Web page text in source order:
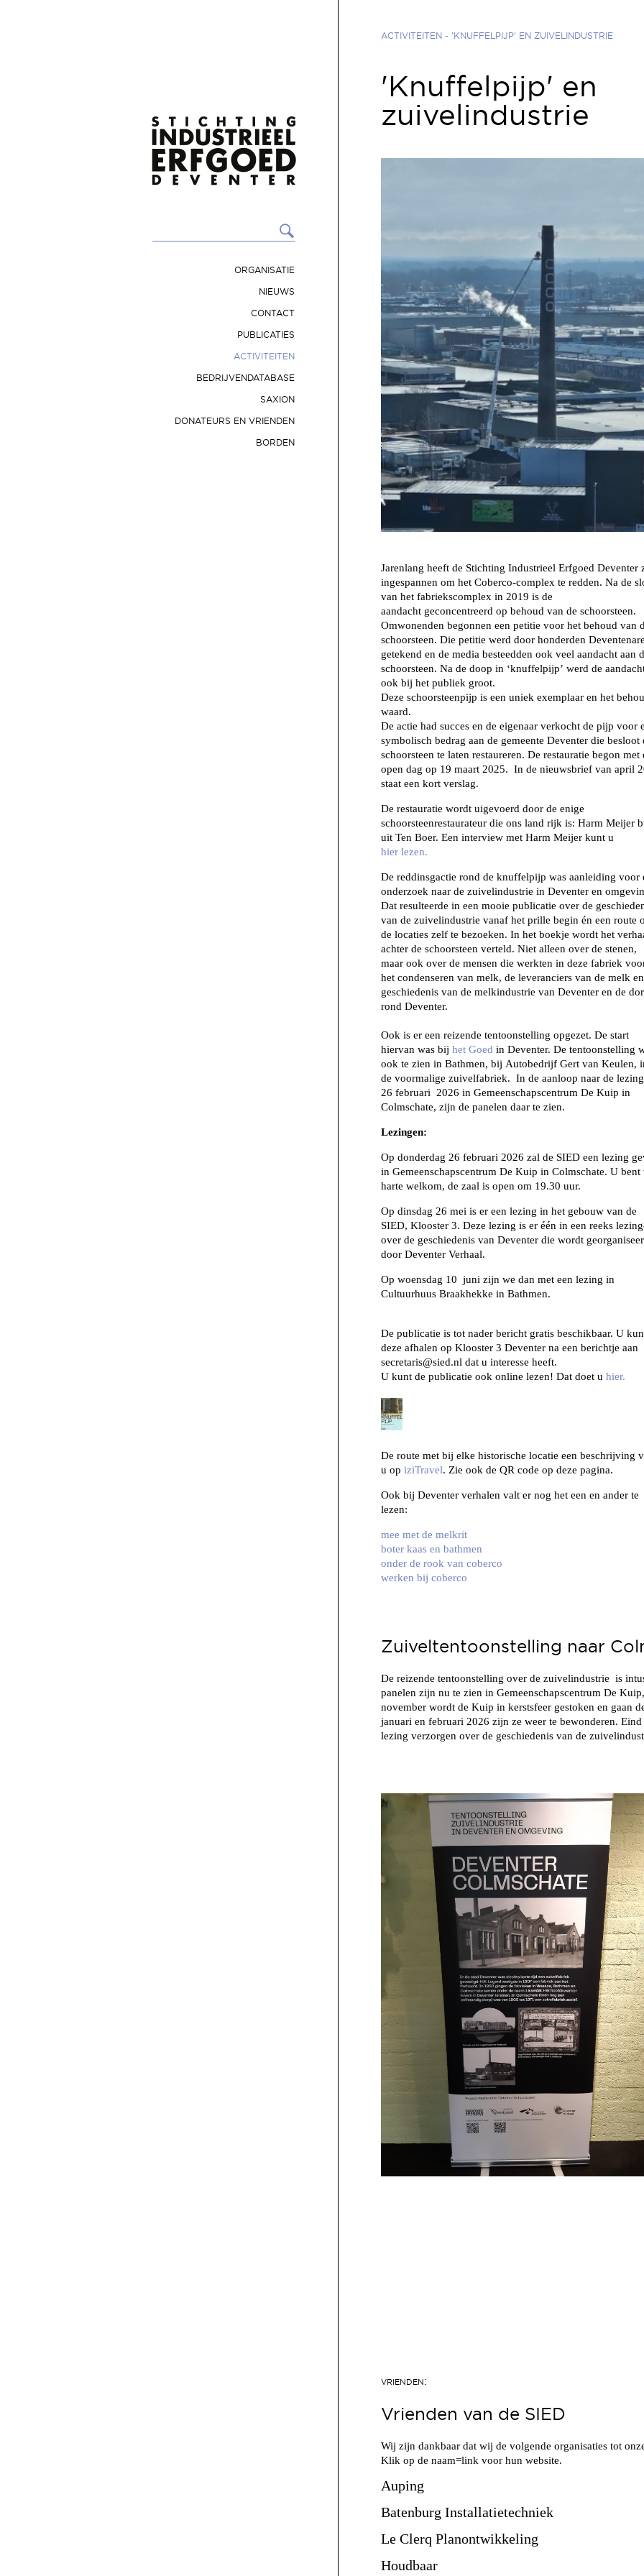
ORGANISATIE
NIEUWS
CONTACT
PUBLICATIES
ACTIVITEITEN
BEDRIJVENDATABASE
SAXION
DONATEURS EN VRIENDEN
BORDEN
ACTIVITEITEN - 'KNUFFELPIJP' EN ZUIVELINDUSTRIE
'Knuffelpijp' en
zuivelindustrie
Jarenlang heeft de Stichting Industrieel Erfgoed Deventer
ingespannen om het Coberco-complex te redden. Na de
van het fabriekscomplex in 2019 is de
aandacht geconcentreerd op behoud van de schoorsteen.
Omwonenden begonnen een petitie voor het behoud van
schoorsteen. Die petitie werd door honderden
getekend en de media besteedden ook veel aandacht aan
schoorsteen. Na de doop in ‘knuffelpijp’ werd de
ook bij het publiek groot.
Deze schoorsteenpijp is een uniek exemplaar en het
waard.
De actie had succes en de eigenaar verkocht de pijp voor
symbolisch bedrag aan de gemeente Deventer die besloot
schoorsteen te laten restaureren. De restauratie begon met
open dag op 19 maart 2025. In de nieuwsbrief van april
staat een kort verslag.
De restauratie wordt uigevoerd door de enige
schoorsteenrestaurateur die ons land rijk is: Harm Meijer
uit Ten Boer. Een interview met Harm Meijer kunt u
hier lezen.
De reddinsgactie rond de knuffelpijp was aanleiding voor
onderzoek naar de zuivelindustrie in Deventer en
Dat resulteerde in een mooie publicatie over de
van de zuivelindustrie vanaf het prille begin én een route
de locaties zelf te bezoeken. In het boekje wordt het
achter de schoorsteen verteld. Niet alleen over de stenen,
maar ook over de mensen die werkten in deze fabriek
het condenseren van melk, de leveranciers van de melk
geschiedenis van de melkindustrie van Deventer en de
rond Deventer.
Ook is er een reizende tentoonstelling opgezet. De start
hiervan was bij het Goed in Deventer. De tentoonstelling
ook te zien in Bathmen, bij Autobedrijf Gert van Keulen,
de voormalige zuivelfabriek. In de aanloop naar de
26 februari 2026 in Gemeenschapscentrum De Kuip in
Colmschate, zijn de panelen daar te zien.
Lezingen:
Op donderdag 26 februari 2026 zal de SIED een lezing
in Gemeenschapscentrum De Kuip in Colmschate. U bent
harte welkom, de zaal is open om 19.30 uur.
Op dinsdag 26 mei is er een lezing in het gebouw van de
SIED, Klooster 3. Deze lezing is er één in een reeks
over de geschiedenis van Deventer die wordt
door Deventer Verhaal.
Op woensdag 10 juni zijn we dan met een lezing in
Cultuurhuus Braakhekke in Bathmen.
De publicatie is tot nader bericht gratis beschikbaar. U
deze afhalen op Klooster 3 Deventer na een berichtje aan
secretaris@sied.nl dat u interesse heeft.
U kunt de publicatie ook online lezen! Dat doet u hier.
De route met bij elke historische locatie een beschrijving
u op iziTravel. Zie ook de QR code op deze pagina.
Ook bij Deventer verhalen valt er nog het een en ander te
lezen:
mee met de melkrit
boter kaas en bathmen
onder de rook van coberco
werken bij coberco
Zuiveltentoonstelling naar
De reizende tentoonstelling over de zuivelindustrie is
panelen zijn nu te zien in Gemeenschapscentrum De
november wordt de Kuip in kerstsfeer gestoken en gaan
januari en februari 2026 zijn ze weer te bewonderen.
lezing verzorgen over de geschiedenis van de
Vrienden van de SIED
Wij zijn dankbaar dat wij de volgende organisaties tot
Klik op de naam=link voor hun website.
Auping
Batenburg Installatietechniek
Le Clerq Planontwikkeling
Houdbaar